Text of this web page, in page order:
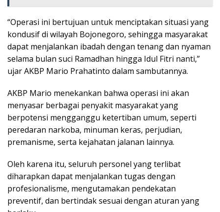
“Operasi ini bertujuan untuk menciptakan situasi yang
kondusif di wilayah Bojonegoro, sehingga masyarakat
dapat menjalankan ibadah dengan tenang dan nyaman
selama bulan suci Ramadhan hingga Idul Fitri nanti,”
ujar AKBP Mario Prahatinto dalam sambutannya.
AKBP Mario menekankan bahwa operasi ini akan
menyasar berbagai penyakit masyarakat yang
berpotensi mengganggu ketertiban umum, seperti
peredaran narkoba, minuman keras, perjudian,
premanisme, serta kejahatan jalanan lainnya.
Oleh karena itu, seluruh personel yang terlibat
diharapkan dapat menjalankan tugas dengan
profesionalisme, mengutamakan pendekatan
preventif, dan bertindak sesuai dengan aturan yang